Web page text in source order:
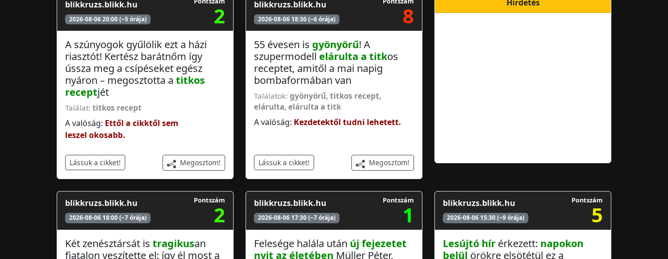
blikkruzs.blikk.hu
2026-08-06 20:00 (~5 órája) 2
A szúnyogok gyűlölik ezt a házi
riasztót! Kertész barátnőm így
ússza meg a csípéseket egész
nyáron – megosztotta a titkos
receptjét
Találat: titkos recept
A valóság: Ettől a cikktől sem
leszel okosabb.
Lássuk a cikket! Megosztom!
blikkruzs.blikk.hu
2026-08-06 18:30 (~6 órája) 8
55 évesen is gyönyörű! A
szupermodell elárulta a titkos
receptet, amitől a mai napig
bombaformában van
Találatok: gyönyörű, titkos recept,
elárulta, elárulta a titk
A valóság: Kezdetektől tudni lehetett.
Lássuk a cikket! Megosztom!
Hirdetés
blikkruzs.blikk.hu
2026-08-06 18:00 (~7 órája)
Pontszám
2
Két zenésztársát is tragikusan
fiatalon veszítette el: így él most a
blikkruzs.blikk.hu
2026-08-06 17:30 (~7 órája)
Pontszám
1
Felesége halála után új fejezetet
nyit az életében Müller Péter,
blikkruzs.blikk.hu
2026-08-06 15:30 (~9 órája)
Pontszám
5
Lesújtó hír érkezett: napokon
belül örökre elsötétül ez a